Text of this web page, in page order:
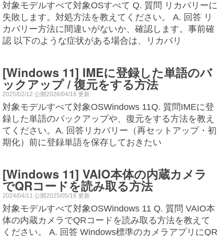
対象モデルすべて対象OSすべて Q. 質問 リカバリーに
失敗します。対処方法を教えてください。 A. 回答 リ
カバリー方法に間違いがないか、確認します。事前確
認 以下のような症状がある場合は、リカバリ
[Windows 11] IMEに登録した単語のバ
ックアップ / 復元をする方法
2025/02/12 公開2026/04/16 更新
対象モデルすべて対象OSWindows 11Q. 質問IMEに登
録した単語のバックアップや、復元をする方法を教え
てください。A. 回答リカバリー（再セットアップ・初
期化）前に登録単語を保存しておきたい
[Windows 11] VAIO本体の内蔵カメラ
でQRコードを読み取る方法
2024/04/11 公開2025/05/16 更新
対象モデルすべて対象OSWindows 11 Q. 質問 VAIO本
体の内蔵カメラでQRコードを読み取る方法を教えて
ください。 A. 回答 Windows標準のカメラアプリにQR